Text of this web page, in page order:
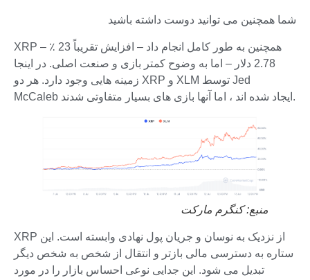
شما همچنین می توانید دوست داشته باشید
XRP همچنین به طور کامل انجام داد – افزایش تقریباً 23 ٪ –
2.78 دلار – اما به وضوح کمتر بازی و صنعت اصلی. در اینجا
زمینه هایی وجود دارد. هر دو XRP و XLM توسط Jed
McCaleb ایجاد شده اند ، اما آنها بازی های بسیار متفاوتی شدند.
منبع:کنگرم مارکت
XRP از نزدیک به نوسان و جریان پول نهادی وابسته است. این
ستاره به دسترسی مالی بازتر و انتقال از شخص به شخص دیگر
تبدیل می شود. این جدایی نوعی احساس بازار را در مورد